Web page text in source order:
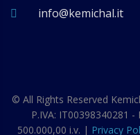
ti.lahcimek@ofni
© All Rights Reserved
P.IVA: IT00398340281 -
500.000,00 i.v. | Privacy